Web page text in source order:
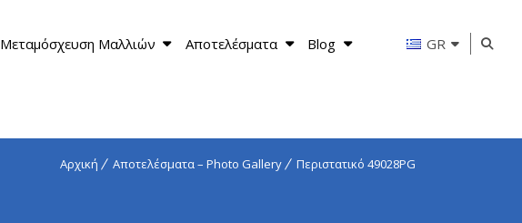
Μεταμόσχευση Μαλλιών Αποτελέσματα Blog GR
Αρχική Αποτελέσματα – Photo Gallery Περιστατικό 49028PG